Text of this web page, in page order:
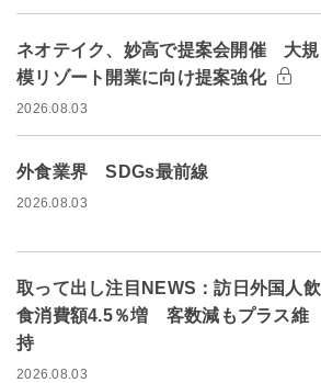
ネオテイク、妙高で提案会開催 大規
模リゾート開業に向け提案強化
2026.08.03
外食業界 SDGs最前線
2026.08.03
取って出し注目NEWS：訪日外国人飲
食消費額4.5％増 客数減もプラス維
持
2026.08.03